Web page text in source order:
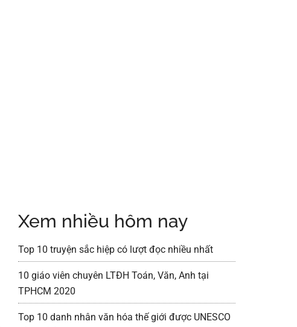
Xem nhiều hôm nay
Top 10 truyện sắc hiệp có lượt đọc nhiều nhất
10 giáo viên chuyên LTĐH Toán, Văn, Anh tại
TPHCM 2020
Top 10 danh nhân văn hóa thế giới được UNESCO